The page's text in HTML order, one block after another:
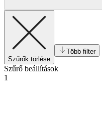
Szűrők törlése
Több filter
Szűrő beállítások
1